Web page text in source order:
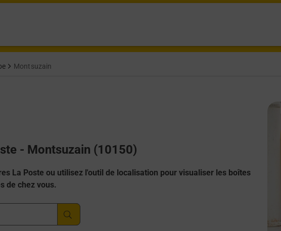
Montsuzain
- Montsuzain (10150)
La Poste ou utilisez l'outil de localisation pour visualiser les boîtes
de chez vous.